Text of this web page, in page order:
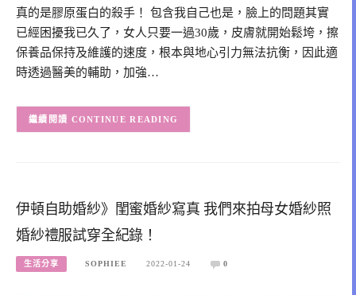
真的是膠原蛋白的殺手！ 包含我自己也是，臉上的問題其實
已經困擾我已久了，女人只要一過30歲，皮膚就開始鬆垮，擦
保養品保持及維護的速度，根本與地心引力無法抗衡，因此適
時透過醫美的輔助，加強…
CONTINUE READING
伊頓自助婚紗》閨蜜婚紗寫真 我們來拍母女婚紗照
婚紗禮服試穿全紀錄！
生活分享 SOPHIEE 2022-01-24 0